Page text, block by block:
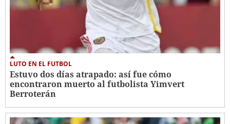
LUTO EN EL FUTBOL
Estuvo dos días atrapado: así fue cómo
encontraron muerto al futbolista Yimvert
Berroterán